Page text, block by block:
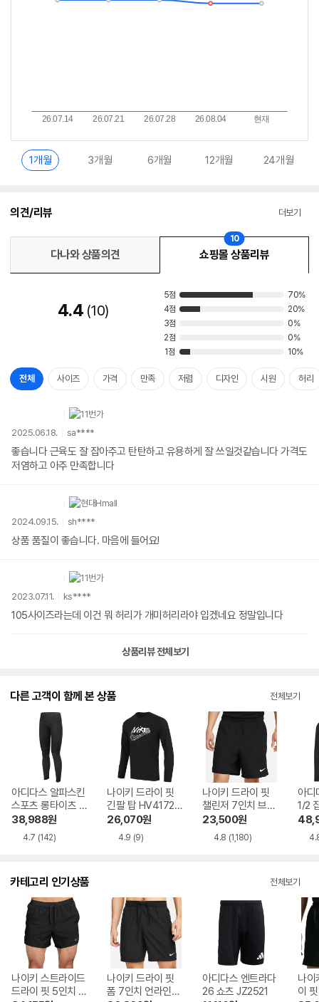
1개월 3개월 6개월 12개월 24개월
의견/리뷰 더보기
다나와 상품의견 쇼핑몰 상품리뷰
10
4.4 10
5점
70%
4점
20%
3점
0%
2점
0%
1점
10%
전체 사이즈 가격 만족 저렴 디자인 시원 허리
2025.06.18. sa****
좋습니다 근육도 잘 잡아주고 탄탄하고 유용하게 잘 쓰일것같습니다 가격도
저염하고 아주 만족합니다
2024.09.15. sh****
상품 품질이 좋습니다. 마음에 들어요!
2023.07.11. ks****
105사이즈라는데 이건 뭐 허리가 개미허리라야 입겠네요 정말입니다
상품리뷰 전체보기
다른 고객이 함께 본 상품 전체보기
아디다스 알파스킨
스포츠 롱타이츠 C
F7339 병행
38,988원
4.7 (142)
나이키 드라이 핏
긴팔 탑 HV4172-0
10 공식판매처
26,070원
4.9 (9)
나이키 드라이 핏
챌린저 7인치 브리
프 라인드 버서타일
쇼츠 DV9360-010
병행
23,500원
4.8 (1,180)
아디
1/2
936
카테고리 인기상품 전체보기
나이키 스트라이드
드라이 핏 5인치 브
나이키 드라이 핏
폼 7인치 언라인드
아디다스 엔트라다
26 쇼츠 JZ2521
나이
이